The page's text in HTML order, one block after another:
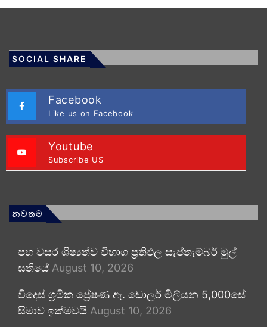
SOCIAL SHARE
Facebook
Like us on Facebook
Youtube
Subscribe US
නවතම
පහ වසර ශිෂ්‍යත්ව විභාග ප්‍රතිඵල සැප්තැම්බර් මුල්
සතියේ August 10, 2026
විදෙස් ශ්‍රමික ප්‍රේෂණ ඇ. ඩොලර් මිලියන 5,000සේ
සීමාව ඉක්මවයි August 10, 2026